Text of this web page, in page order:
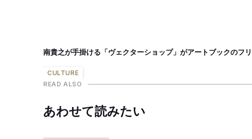
南貴之が手掛ける「ヴェクターショップ」がアートブックの
CULTURE
READ ALSO
あわせて読みたい